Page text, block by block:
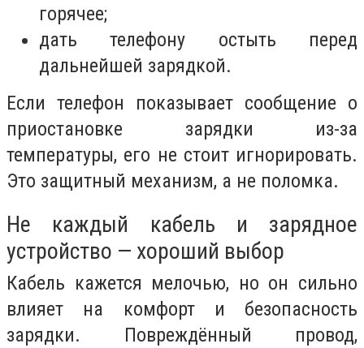
горячее;
дать телефону остыть перед
дальнейшей зарядкой.
Если телефон показывает сообщение о
приостановке зарядки из-за
температуры, его не стоит игнорировать.
Это защитный механизм, а не поломка.
Не каждый кабель и зарядное
устройство — хороший выбор
Кабель кажется мелочью, но он сильно
влияет на комфорт и безопасность
зарядки. Повреждённый провод,